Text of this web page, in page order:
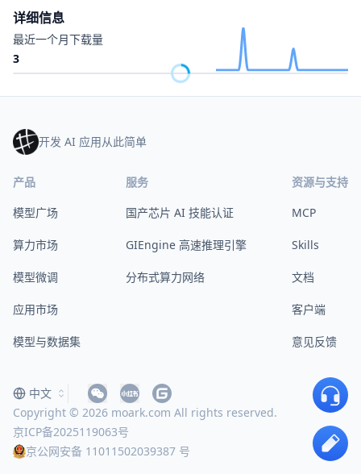
详细信息
最近一个月下载量
3
开发 AI 应用从此简单
产品
模型广场
算力市场
模型微调
应用市场
模型与数据集
服务
国产芯片 AI 技能认证
GIEngine 高速推理引擎
分布式算力网络
资源与支持
MCP
Skills
文档
客户端
意见反馈
Copyright © 2026 moark.com All rights reserved.
京ICP备2025119063号
京公网安备 11011502039387 号
中文